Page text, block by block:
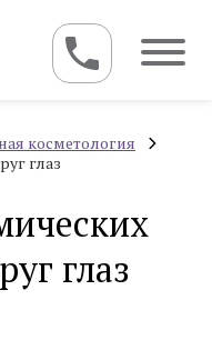
косметология
глаз
глаз